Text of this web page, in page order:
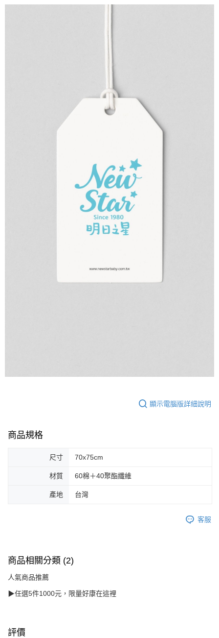
顯示電腦版詳細說明
商品規格
尺寸 70x75cm
材質 60棉＋40聚酯纖維
產地 台灣
客服
商品相關分類 (2)
人氣商品推薦
▶任選5件1000元，限量好康在這裡
評價